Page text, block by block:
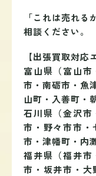
「これは売れ
相談ください。
【出張買取対応
富山県（富山
市・南砺市・魚
山町・入善町・
石川県（金沢市
市・野々市市・
市・津幡町・内
福井県（福井市
市・坂井市・大